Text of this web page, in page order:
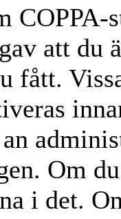
att du
fått.
Om
i det.